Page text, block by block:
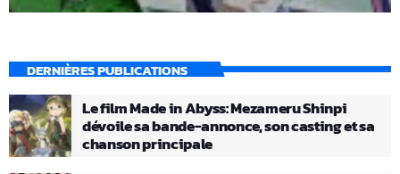
DERNIÈRES PUBLICATIONS
Le film Made in Abyss: Mezameru Shinpi
dévoile sa bande-annonce, son casting et sa
chanson principale